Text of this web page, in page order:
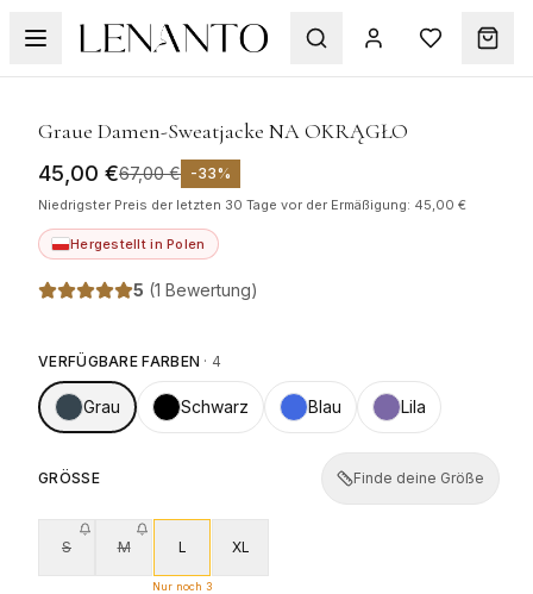
Graue Damen-Sweatjacke NA OKRĄGŁO
45,00 €67,00 € -33%
Niedrigster Preis der letzten 30 Tage vor der Ermäßigung: 45,00 €
Hergestellt in Polen
5 (1 Bewertung)
VERFÜGBARE FARBEN · 4
Grau Schwarz Blau Lila
GRÖSSE Finde deine Größe
S M L
Nur noch 3
XL